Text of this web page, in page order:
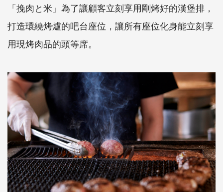
「挽肉と米」為了讓顧客立刻享用剛烤好的漢堡排，
打造環繞烤爐的吧台座位，讓所有座位化身能立刻享
用現烤肉品的頭等席。